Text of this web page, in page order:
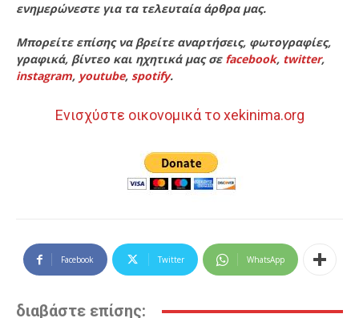
ενημερώνεστε για τα τελευταία άρθρα μας.
Μπορείτε επίσης να βρείτε αναρτήσεις, φωτογραφίες,
γραφικά, βίντεο και ηχητικά μας σε facebook, twitter,
instagram, youtube, spotify.
Ενισχύστε οικονομικά το xekinima.org
Facebook Twitter WhatsApp
διαβάστε επίσης: